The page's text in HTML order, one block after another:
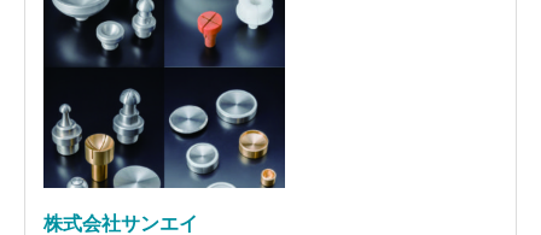
株式会社サンエイ